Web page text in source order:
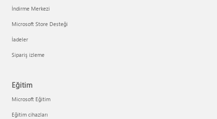
İndirme Merkezi
Microsoft Store Desteği
İadeler
Sipariş izleme
Eğitim
Microsoft Eğitim
Eğitim cihazları